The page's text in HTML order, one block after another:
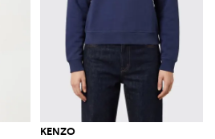
KENZO